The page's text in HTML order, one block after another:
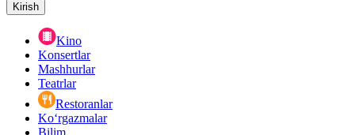
Kirish
Kino
Konsertlar
Mashhurlar
Teatrlar
Restoranlar
Ko‘rgazmalar